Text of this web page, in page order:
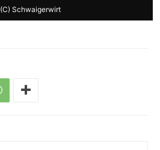
(C) Schwaigerwirt